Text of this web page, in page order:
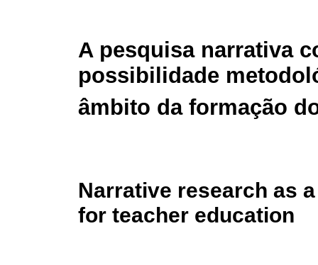
A pesquisa narrativa
possibilidade
âmbito da formação
Narrative research as
for teacher education